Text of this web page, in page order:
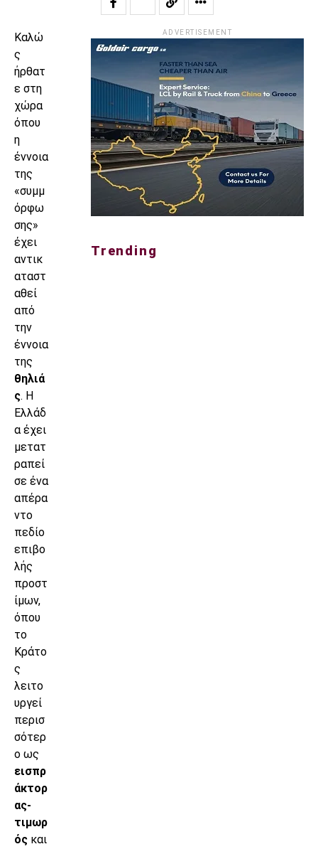
Καλώ
ς
ήρθατ
ε στη
χώρα
όπου
η
έννοια
της
«συμμ
όρφω
σης»
έχει
αντικ
αταστ
αθεί
από
την
έννοια
της
θηλιά
ς. Η
Ελλάδ
α έχει
μετατ
ραπεί
σε ένα
απέρα
ντο
πεδίο
επιβο
λής
προστ
ίμων,
όπου
το
Κράτο
ς
λειτο
υργεί
περισ
σότερ
ο ως
εισπρ
άκτορ
ας-
τιμωρ
ός και
ADVERTISEMENT
Trending